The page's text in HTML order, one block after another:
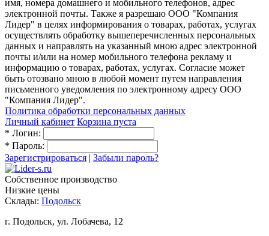
имя, номера домашнего и мобильного телефонов, адрес
электронной почты. Также я разрешаю ООО "Компания
Лидер" в целях информирования о товарах, работах, услугах
осуществлять обработку вышеперечисленных персональных
данных и направлять на указанный мною адрес электронной
почты и/или на номер мобильного телефона рекламу и
информацию о товарах, работах, услугах. Согласие может
быть отозвано мною в любой момент путем направления
письменного уведомления по электронному адресу ООО
"Компания Лидер".
Политика обработки персональных данных
Личный кабинет Корзина пуста
* Логин:
* Пароль:
Зарегистрироваться | Забыли пароль?
Собственное производство
Низкие цены
Склады: Подольск
г. Подольск, ул. Лобачева, 12